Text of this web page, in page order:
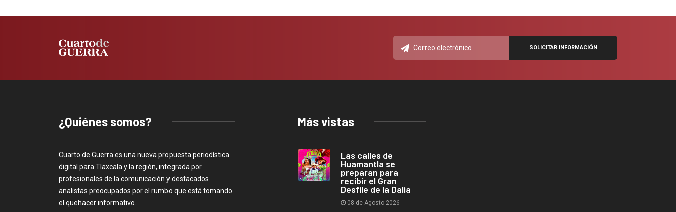
¿Quiénes somos?
Cuarto de Guerra es una nueva propuesta periodística
digital para Tlaxcala y la región, integrada por
profesionales de la comunicación y destacados
analistas preocupados por el rumbo que está tomando
el quehacer informativo.
Más vistas
Las calles de
Huamantla se
preparan para
recibir el Gran
Desfile de la Dalia
08 de Agosto 2026